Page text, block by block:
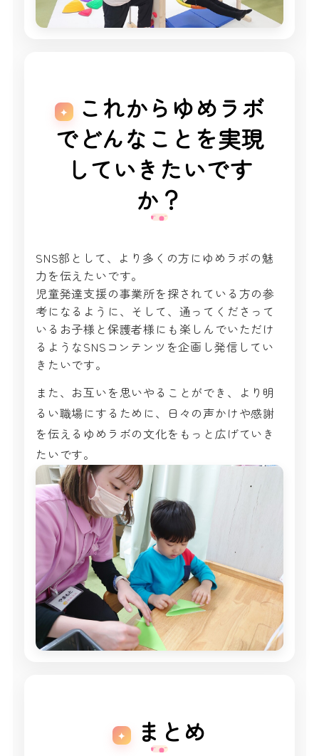
これからゆめラボ
でどんなことを実現
していきたいです
か？
SNS部として、より多くの方にゆめラボの魅
力を伝えたいです。
児童発達支援の事業所を探されている方の参
考になるように、そして、通ってくださって
いるお子様と保護者様にも楽しんでいただけ
るようなSNSコンテンツを企画し発信してい
きたいです。
また、お互いを思いやることができ、より明
るい職場にするために、日々の声かけや感謝
を伝えるゆめラボの文化をもっと広げていき
たいです。
まとめ